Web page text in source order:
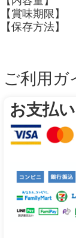
【賞味期限】
【保存方法】
ご利用ガ
お支払